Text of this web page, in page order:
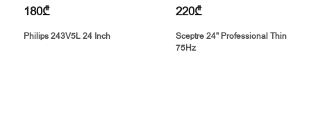
180₾
Philips 243V5L 24 Inch
220₾
Sceptre 24" Professional Thin
75Hz